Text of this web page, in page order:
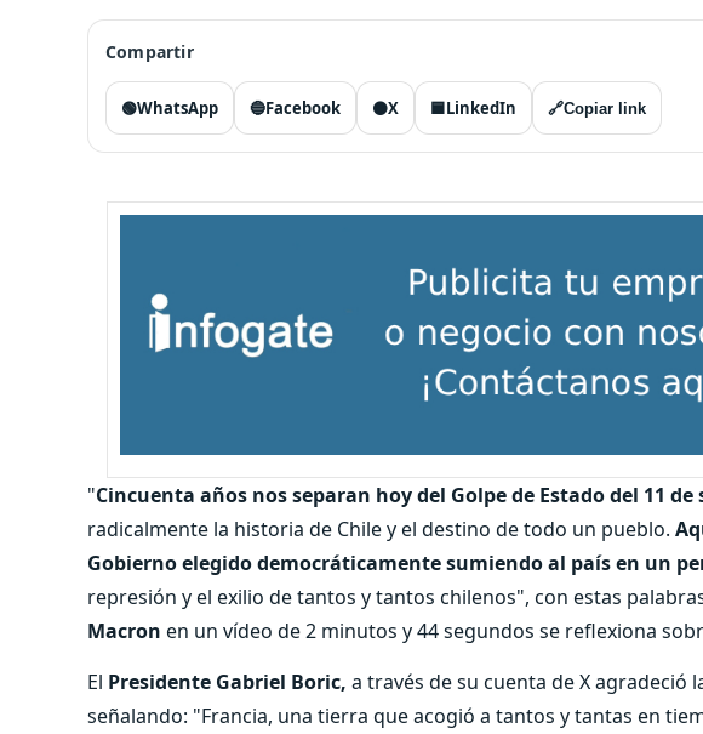
Compartir
🟢WhatsApp 🔵Facebook ⚫X 🟦LinkedIn 🔗Copiar link
"Cincuenta años nos separan hoy del Golpe de Estado del 11 de
radicalmente la historia de Chile y el destino de todo un pueblo.
Gobierno elegido democráticamente sumiendo al país en un
represión y el exilio de tantos y tantos chilenos", con estas
Macron en un vídeo de 2 minutos y 44 segundos se reflexiona
El Presidente Gabriel Boric, a través de su cuenta de X agradeció
señalando: "Francia, una tierra que acogió a tantos y tantas en